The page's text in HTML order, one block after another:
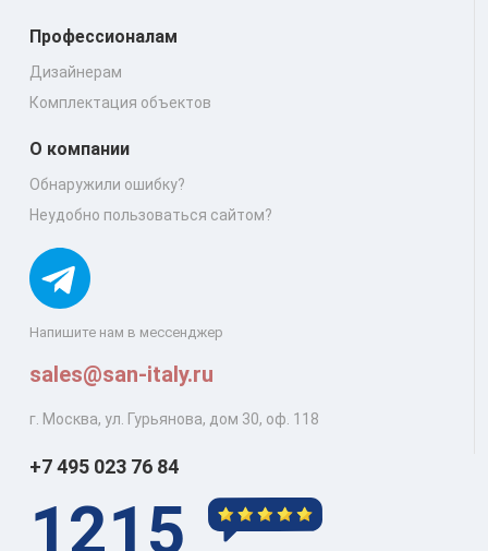
Напишите нам в мессенджер
sales@san-italy.ru
г. Москва, ул. Гурьянова, дом 30, оф. 118
Профессионалам
Дизайнерам
Комплектация объектов
О компании
Обнаружили ошибку?
Неудобно пользоваться сайтом?
+7 495 023 76 84
1215